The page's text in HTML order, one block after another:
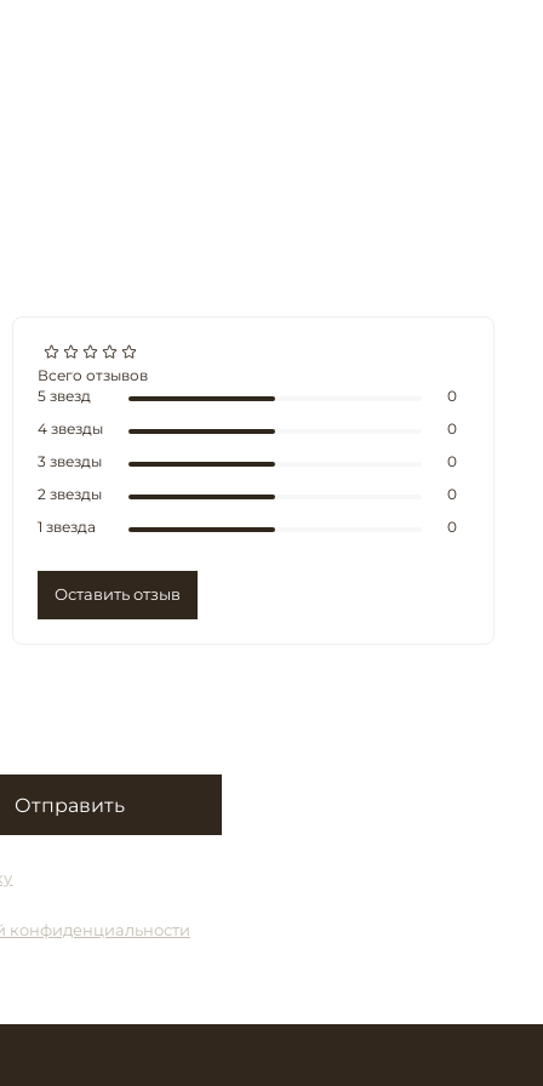
Всего отзывов
5 звезд
0
4 звезды
0
3 звезды
0
2 звезды
0
1 звезда
0
Оставить отзыв
Отправить
конфиденциальности